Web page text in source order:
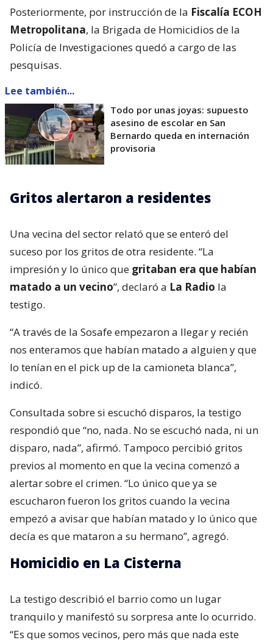
Posteriormente, por instrucción de la Fiscalía ECOH
Metropolitana, la Brigada de Homicidios de la
Policía de Investigaciones quedó a cargo de las
pesquisas.
Lee también...
Todo por unas joyas: supuesto
asesino de escolar en San
Bernardo queda en internación
provisoria
Gritos alertaron a residentes
Una vecina del sector relató que se enteró del
suceso por los gritos de otra residente. “La
impresión y lo único que gritaban era que habían
matado a un vecino”, declaró a La Radio la
testigo.
“A través de la Sosafe empezaron a llegar y recién
nos enteramos que habían matado a alguien y que
lo tenían en el pick up de la camioneta blanca”,
indicó.
Consultada sobre si escuchó disparos, la testigo
respondió que “no, nada. No se escuchó nada, ni un
disparo, nada”, afirmó. Tampoco percibió gritos
previos al momento en que la vecina comenzó a
alertar sobre el crimen. “Lo único que ya se
escucharon fueron los gritos cuando la vecina
empezó a avisar que habían matado y lo único que
decía es que mataron a su hermano”, agregó.
Homicidio en La Cisterna
La testigo describió el barrio como un lugar
tranquilo y manifestó su sorpresa ante lo ocurrido.
“Es que somos vecinos, pero más que nada este